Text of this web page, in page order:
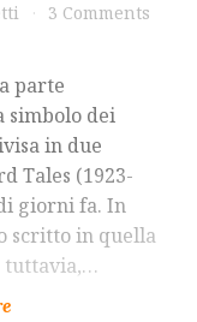
3 Comments
parte
simbolo dei
in due
Tales (1923-
giorni fa. In
scritto in quella
tuttavia,…